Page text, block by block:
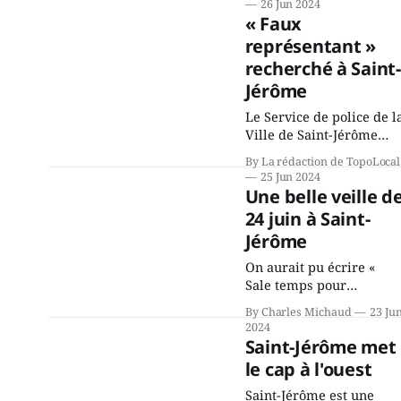
retrouvés au parc
Roland-Guindon le
samedi 22 juin pour
l'inauguration du
nouveau Skatepark le
samedi 22 juin, de 12 h à
16 h. Le photographe
Charles Gauthier partage
avec les lecteurs
26 Jun 2024
« Faux
représentant »
recherché à Saint-
Jérôme
Le Service de police de
Ville de Saint-Jérôme
(SPVSJ) a lancé un avis
de recherche ce 25 juin
afin de retrouver une
personne qui a utilisé la
technique du faux
représentant pour
dérober plusieurs
milliers de dollars à une
résidante de Saint-
Jérôme en décembre
By La rédaction de TopoLocal
25 Jun 2024
Une belle veille
24 juin à Saint-
Jérôme
On aurait pu écrire «
Sale temps pour
Salebarbes ». C'était
tentant. Mais la foule
semblait complètement
indifférente à la pluie
qui menaçait d'annuler
le spectacle de la Fête
By Charles Michaud
23
2024
Saint-Jérôme met
le cap à l'ouest
Saint-Jérôme est une